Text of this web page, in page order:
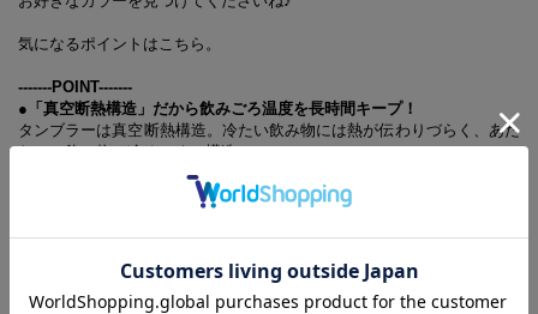
気になるポイントはこちら。
-------POINT-------
●「真空断熱構造」だから飲みごろ温度を長時間キープ！
タンブラーは真空断熱構造。冷たい飲み物には熱が伝わりづらく、あた
たかい飲み物は冷めにくい構造。
飲みごろ温度が長時間続きます。
ホットにもアイスにも対応しているので、365日いつでも使える優れモ
オールシーズン最適な温度で飲み物が楽しめます。